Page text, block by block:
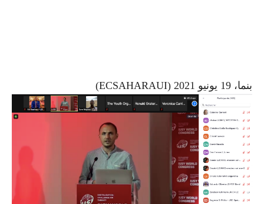
بنما، 19 يونيو 2021 (ECSAHARAUI)